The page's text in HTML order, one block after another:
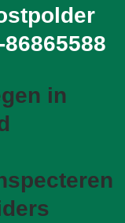
86865588
in